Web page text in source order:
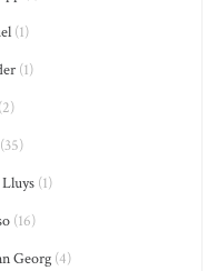
(1)
(1)
(35)
(1)
(16)
Georg (4)